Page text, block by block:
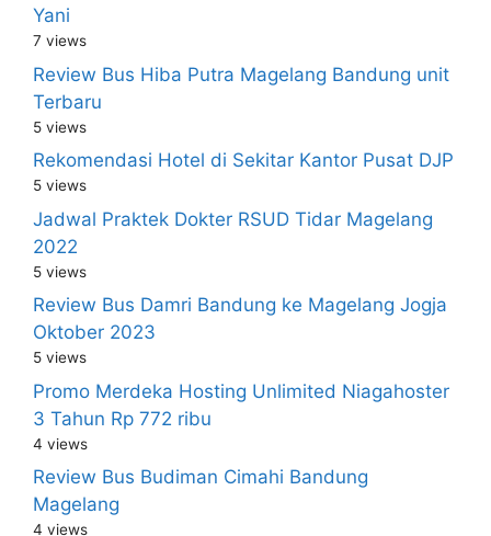
Yani
7 views
Review Bus Hiba Putra Magelang Bandung unit
Terbaru
5 views
Rekomendasi Hotel di Sekitar Kantor Pusat DJP
5 views
Jadwal Praktek Dokter RSUD Tidar Magelang
2022
5 views
Review Bus Damri Bandung ke Magelang Jogja
Oktober 2023
5 views
Promo Merdeka Hosting Unlimited Niagahoster
3 Tahun Rp 772 ribu
4 views
Review Bus Budiman Cimahi Bandung
Magelang
4 views